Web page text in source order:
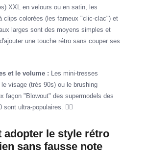
XXL en velours ou en satin, les
clips colorées (les fameux "clic-clac") et
larges sont des moyens simples et
une touche rétro sans couper ses
et le volume : Les mini-tresses
le visage (très 90s) ou le brushing
façon "Blowout" des supermodels des
sont ultra-populaires. 💇‍♀️
adopter le style rétro
sans fausse note